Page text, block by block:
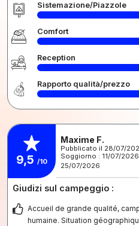
Sistemazione/Piazzole
Comfort
Reception
Rapporto qualità/prezzo
9,5 /10
Maxime F.
Pubblicato il 28/07/
Soggiorno : 11/07/
25/07/2026
Giudizi sul campeggio :
Accueil de grande qualité,
humaine. Situation